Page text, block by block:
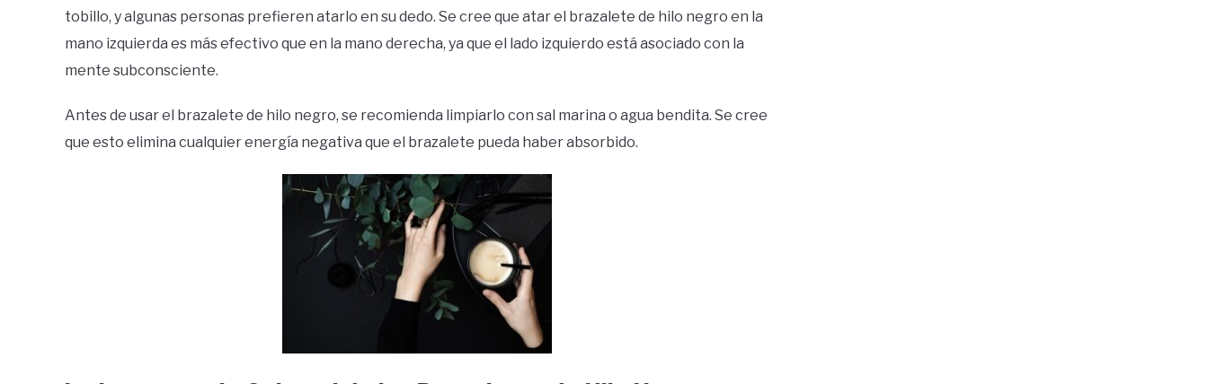
tobillo, y algunas personas prefieren atarlo en su dedo. Se cree que atar el brazalete de hilo negro en la
mano izquierda es más efectivo que en la mano derecha, ya que el lado izquierdo está asociado con la
mente subconsciente.
Antes de usar el brazalete de hilo negro, se recomienda limpiarlo con sal marina o agua bendita. Se cree
que esto elimina cualquier energía negativa que el brazalete pueda haber absorbido.